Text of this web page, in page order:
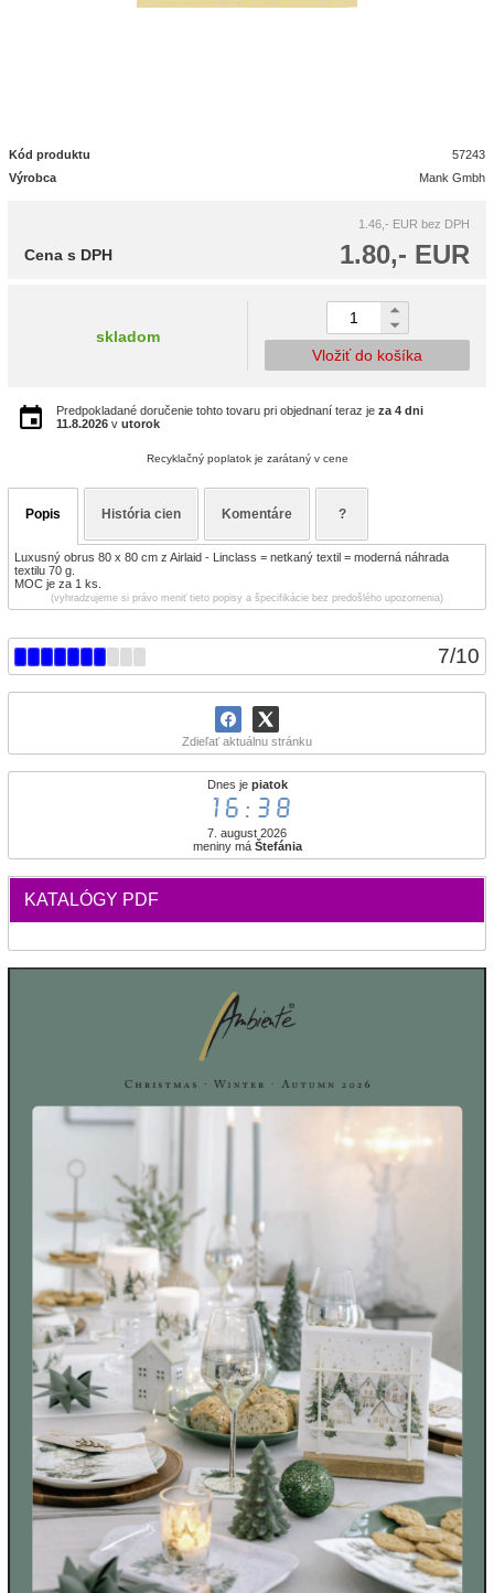
7/10
Zdieľať aktuálnu stránku
Dnes je piatok
16:38
7. august 2026
meniny má Štefánia
KATALÓGY PDF
Kód produktu
57243
Výrobca
Mank Gmbh
1.46,- EUR bez DPH
1.80,- EUR
Cena s DPH
skladom
Vložiť do košíka
Predpokladané doručenie tohto tovaru pri objednaní teraz je za 4 dni
11.8.2026 v utorok
Recyklačný poplatok je zarátaný v cene
Popis História cien Komentáre ?
Luxusný obrus 80 x 80 cm z Airlaid - Linclass = netkaný textil = moderná náhrada
textilu 70 g.
MOC je za 1 ks.
(vyhradzujeme si právo meniť tieto popisy a špecifikácie bez predošlého upozornenia)